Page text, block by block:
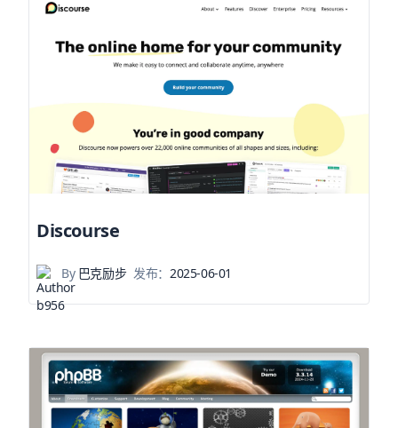
Discourse
By巴克励步 发布：2025-06-01